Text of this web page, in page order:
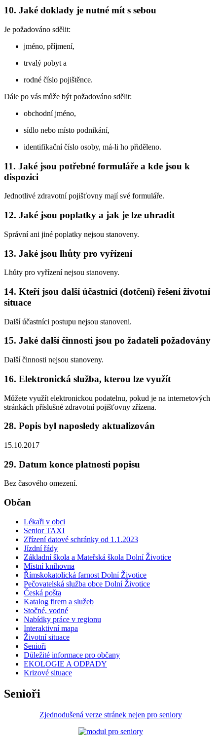
10. Jaké doklady je nutné mít s sebou
Je požadováno sdělit:
jméno, příjmení,
trvalý pobyt a
rodné číslo pojištěnce.
Dále po vás může být požadováno sdělit:
obchodní jméno,
sídlo nebo místo podnikání,
identifikační číslo osoby, má-li ho přiděleno.
11. Jaké jsou potřebné formuláře a kde jsou k
dispozici
Jednotlivé zdravotní pojišťovny mají své formuláře.
12. Jaké jsou poplatky a jak je lze uhradit
Správní ani jiné poplatky nejsou stanoveny.
13. Jaké jsou lhůty pro vyřízení
Lhůty pro vyřízení nejsou stanoveny.
14. Kteří jsou další účastníci (dotčení) řešení životní
situace
Další účastníci postupu nejsou stanoveni.
15. Jaké další činnosti jsou po žadateli požadovány
Další činnosti nejsou stanoveny.
16. Elektronická služba, kterou lze využít
Můžete využít elektronickou podatelnu, pokud je na internetových
stránkách příslušné zdravotní pojišťovny zřízena.
28. Popis byl naposledy aktualizován
15.10.2017
29. Datum konce platnosti popisu
Bez časového omezení.
Občan
Lékaři v obci
Senior TAXI
Zřízení datové schránky od 1.1.2023
Jízdní řády
Základní škola a Mateřská škola Dolní Životice
Místní knihovna
Římskokatolická farnost Dolní Životice
Pečovatelská služba obce Dolní Životice
Česká pošta
Katalog firem a služeb
Stočné, vodné
Nabídky práce v regionu
Interaktivní mapa
Životní situace
Senioři
Důležité informace pro občany
EKOLOGIE A ODPADY
Krizové situace
Senioři
Zjednodušená verze stránek nejen pro seniory